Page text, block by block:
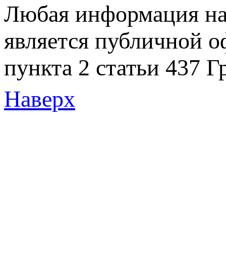
Любая информация на
является публичной
пункта 2 статьи 437
Наверх